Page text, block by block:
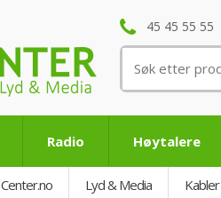
45 45 55 55
etter:
Radio Høytalere
Center.no Lyd & Media Kabler